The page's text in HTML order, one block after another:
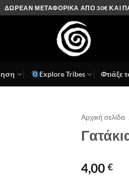
ΔΩΡΕΑΝ ΜΕΤΑΦΟΡΙΚΑ ΑΠΟ 30€ ΚΑΙ
Explore Tribes Φτιάξε
Αρχική σελίδα
4,00 €